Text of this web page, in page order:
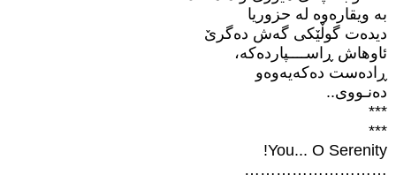
بە ویقارەوە لە حزوریا
دیدەت گوڵێکی گەش دەگرێ
ئاوهاش ڕاســــپاردەکە،
ڕادەست دەکەیەوەو
دەنـووی..
***
***
You... O Serenity!
………………………